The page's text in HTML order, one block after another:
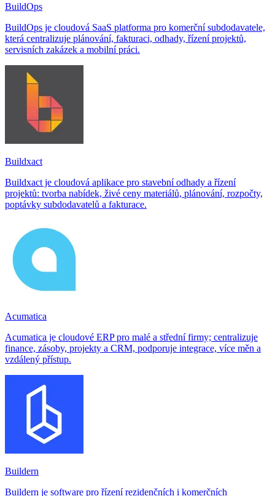
BuildOps
BuildOps je cloudová SaaS platforma pro komerční subdodavatele,
která centralizuje plánování, fakturaci, odhady, řízení projektů,
servisních zakázek a mobilní práci.
Buildxact
Buildxact je cloudová aplikace pro stavební odhady a řízení
projektů: tvorba nabídek, živé ceny materiálů, plánování, rozpočty,
poptávky subdodavatelů a fakturace.
Acumatica
Acumatica je cloudové ERP pro malé a střední firmy; centralizuje
finance, zásoby, projekty a CRM, podporuje integrace, více měn a
vzdálený přístup.
Buildern
Buildern je software pro řízení rezidenčních i komerčních